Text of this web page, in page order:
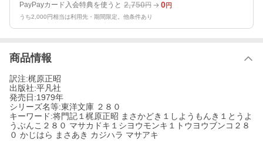
PayPayカード入会特典を使うと 2,750円 0円
うち2,000円相当は利用先・期間限定。他条件あり
商品情報
訳注:梶原正昭
出版社:平凡社
発売日:1979年
シリーズ名等:東洋文庫 ２８０
キーワード:将門記１梶原正昭 まさかどき１しようもんき１とうよ
うぶんこ２８０ マサカドキ１シヨウモンキ１トウヨウブンコ２８
０ かじはら まさあき カジハラ マサアキ